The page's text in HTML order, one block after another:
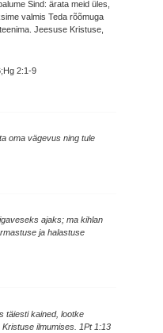
Sind: ärata meid üles,
valmis Teda rõõmuga
Jeesuse Kristuse,
2:1-9
oma vägevus ning tule
ajaks; ma kihlan
ja halastuse
täiesti kained, lootke
ilmumises. 1Pt 1:13